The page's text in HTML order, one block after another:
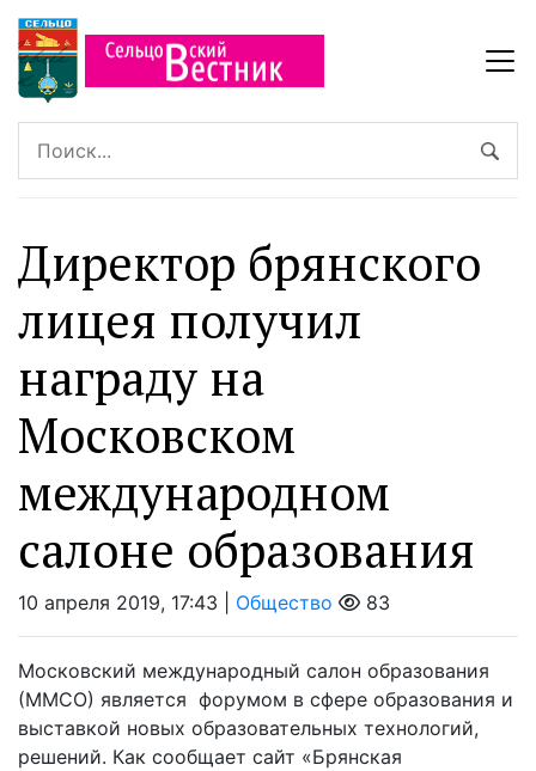
Директор брянского
лицея получил
награду на
Московском
международном
салоне образования
10 апреля 2019, 17:43 | Общество 83
Московский международный салон образования
(ММСО) является форумом в сфере образования и
выставкой новых образовательных технологий,
решений. Как сообщает сайт «Брянская